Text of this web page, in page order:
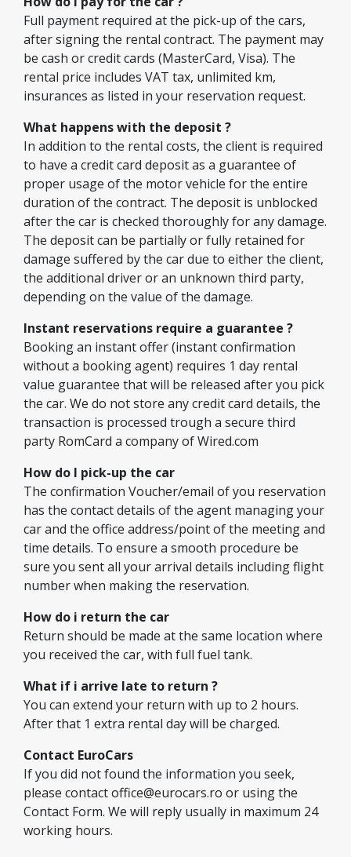
Full payment required at the pick-up of the cars,
after signing the rental contract. The payment may
be cash or credit cards (MasterCard, Visa). The
rental price includes VAT tax, unlimited km,
insurances as listed in your reservation request.
What happens with the deposit ?
In addition to the rental costs, the client is required
to have a credit card deposit as a guarantee of
proper usage of the motor vehicle for the entire
duration of the contract. The deposit is unblocked
after the car is checked thoroughly for any damage.
The deposit can be partially or fully retained for
damage suffered by the car due to either the client,
the additional driver or an unknown third party,
depending on the value of the damage.
Instant reservations require a guarantee ?
Booking an instant offer (instant confirmation
without a booking agent) requires 1 day rental
value guarantee that will be released after you pick
the car. We do not store any credit card details, the
transaction is processed trough a secure third
party RomCard a company of Wired.com
How do I pick-up the car
The confirmation Voucher/email of you reservation
has the contact details of the agent managing your
car and the office address/point of the meeting and
time details. To ensure a smooth procedure be
sure you sent all your arrival details including flight
number when making the reservation.
How do i return the car
Return should be made at the same location where
you received the car, with full fuel tank.
What if i arrive late to return ?
You can extend your return with up to 2 hours.
After that 1 extra rental day will be charged.
Contact EuroCars
If you did not found the information you seek,
please contactoffice@eurocars.ro or using the
Contact Form. We will reply usually in maximum 24
working hours.